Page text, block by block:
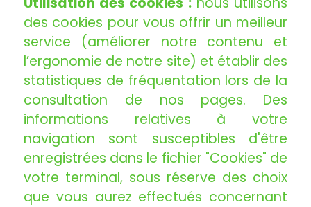
des cookies pour vous offrir un meilleur
service (améliorer notre contenu et
l’ergonomie de notre site) et établir des
statistiques de fréquentation lors de la
consultation de nos pages. Des
informations relatives à votre
navigation sont susceptibles d'être
enregistrées dans le fichier "Cookies" de
votre terminal, sous réserve des choix
que vous aurez effectués concernant